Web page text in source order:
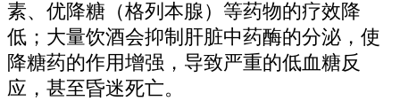
素、优降糖（格列本腺）等药物的疗效降
低；大量饮酒会抑制肝脏中药酶的分泌，使
降糖药的作用增强，导致严重的低血糖反
应，甚至昏迷死亡。